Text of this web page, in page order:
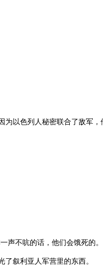
以色列人秘密联合了敌军
声不吭的话，他们会饿死的
叙利亚人军营里的东西。